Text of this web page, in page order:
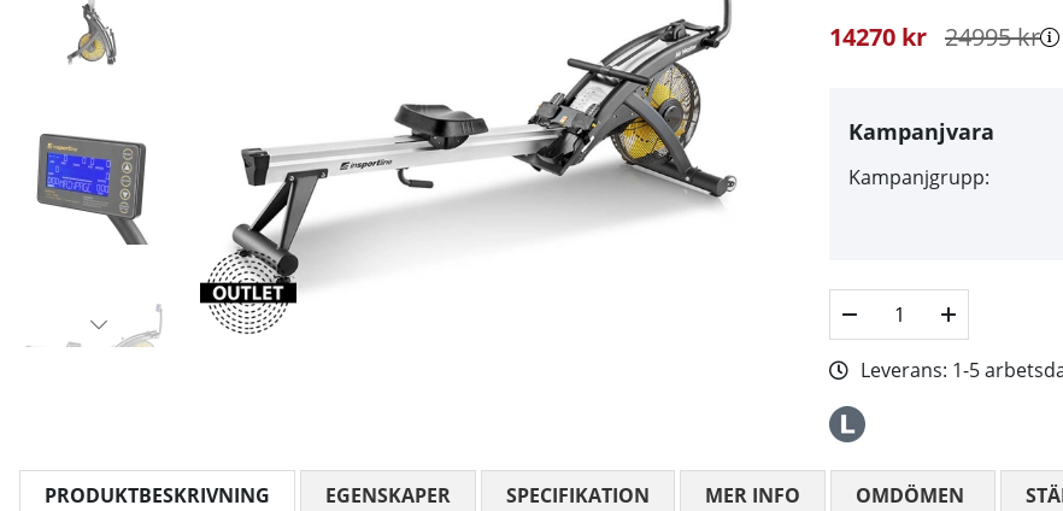
24995kr
14270 kr
Kampanjvara
Kampanjgrupp:
Leverans: 1-5
PRODUKTBESKRIVNING EGENSKAPER SPECIFIKATION MER INFO OMDÖMEN